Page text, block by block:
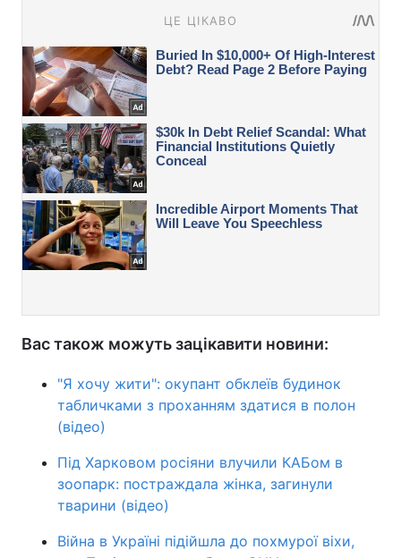
Вас також можуть зацікавити новини:
"Я хочу жити": окупант обклеїв будинок
табличками з проханням здатися в полон
(відео)
Під Харковом росіяни влучили КАБом в
зоопарк: постраждала жінка, загинули
тварини (відео)
Війна в Україні підійшла до похмурої віхи,